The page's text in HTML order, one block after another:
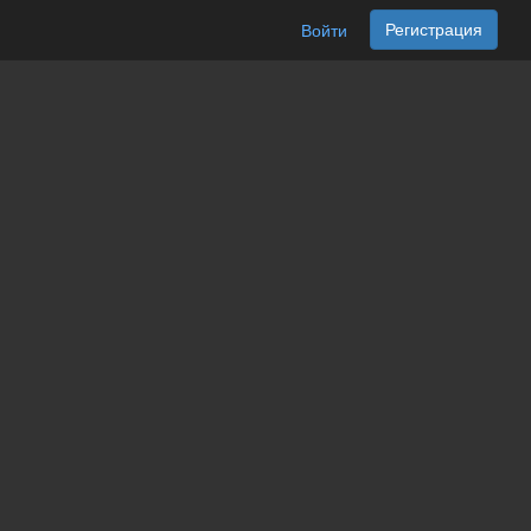
Войти Регистрация